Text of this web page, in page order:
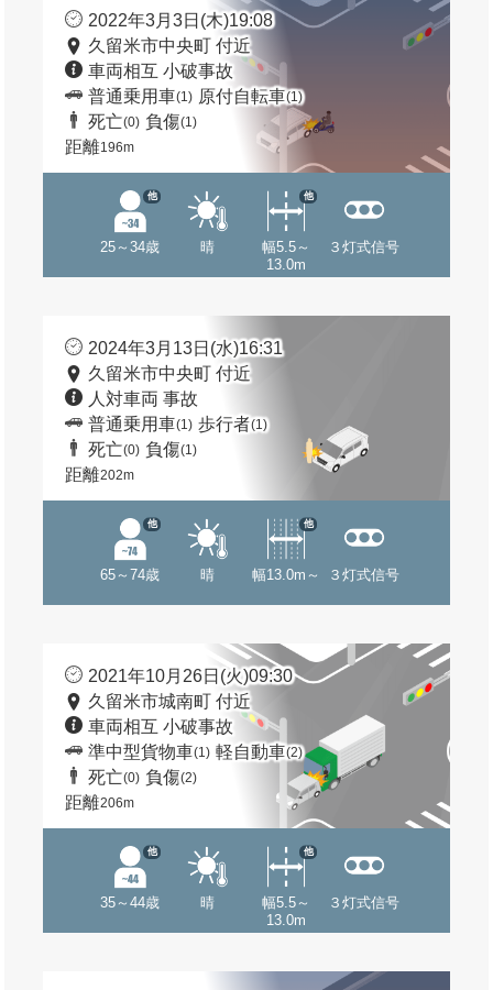
2022年3月3日(木)19:08
久留米市中央町 付近
車両相互 小破事故
普通乗用車(1) 原付自転車(1)
死亡(0) 負傷(1)
距離196m
25～34歳
他
晴
幅5.5～
13.0m
他
３灯式信号
2024年3月13日(水)16:31
久留米市中央町 付近
人対車両 事故
普通乗用車(1) 歩行者(1)
死亡(0) 負傷(1)
距離202m
65～74歳
他
晴 幅13.0m～
他
３灯式信号
2021年10月26日(火)09:30
久留米市城南町 付近
車両相互 小破事故
準中型貨物車(1) 軽自動車(2)
死亡(0) 負傷(2)
距離206m
35～44歳
他
晴
幅5.5～
13.0m
他
３灯式信号